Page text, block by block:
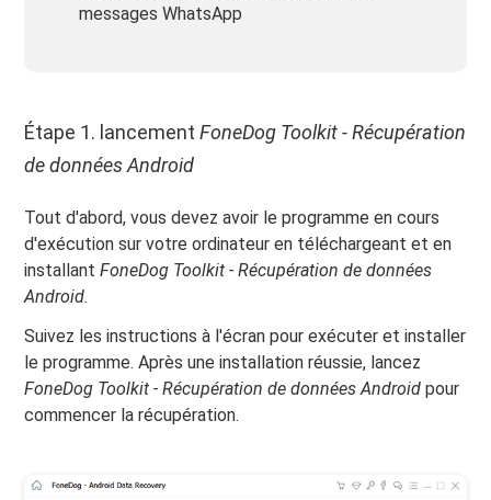
messages WhatsApp
Étape 1. lancementFoneDog Toolkit - Récupération
de données Android
Tout d'abord, vous devez avoir le programme en cours
d'exécution sur votre ordinateur en téléchargeant et en
installantFoneDog Toolkit - Récupération de données
Android.
Suivez les instructions à l'écran pour exécuter et installer
le programme. Après une installation réussie, lancez
FoneDog Toolkit - Récupération de données Androidpour
commencer la récupération.